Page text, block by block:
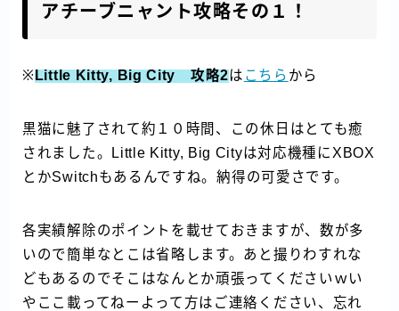
アチーブニャント攻略その１！
※ Little Kitty, Big City 攻略2は こちら から
黒猫に魅了されて約１０時間、この休日はとても癒
されました。Little Kitty, Big Cityは対応機種にXBOX
とかSwitchもあるんですね。納得の可愛さです。
各実績解除のポイントを載せておきますが、数が多
いので簡単なとこは省略します。あと撮りわすれな
どもあるのでそこはなんとか頑張ってくださいｗい
やここ載ってねーよって方はご連絡ください、忘れ